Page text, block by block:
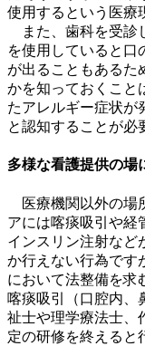
使用するという医療
また、歯科を受診
を使用していると口
が出ることもあるた
かを知っておくこと
たアレルギー症状が
と認知することが必
多様な看護提供の場
医療機関以外の場
アには喀痰吸引や経
インスリン注射など
か行えない行為です
において法整備を求
喀痰吸引（口腔内、
祉士や理学療法士、
定の研修を終えると